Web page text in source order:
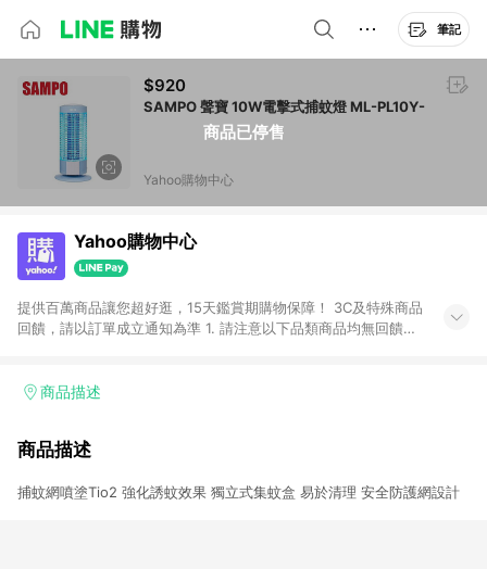
筆記
商品已停售
$920
SAMPO 聲寶 10W電擊式捕蚊燈 ML-PL10Y-
Yahoo購物中心
Yahoo購物中心
提供百萬商品讓您超好逛，15天鑑賞期購物保障！ 3C及特殊商品
回饋，請以訂單成立通知為準 1. 請注意以下品類商品均無回饋：
電玩/遊戲/相機/單眼/鏡頭/拍立得 [2024/6/1起適用] -內接硬
的購回饋活動享Yahoo超贈點回饋者 - 購物中心商店之商品：商
3. 訂單回饋金額將扣除運費/購物金/超贈點/福利金/紅利折抵/折
商品描述
商品描述
捕蚊網噴塗Tio2 強化誘蚊效果 獨立式集蚊盒 易於清理 安全防護網設計